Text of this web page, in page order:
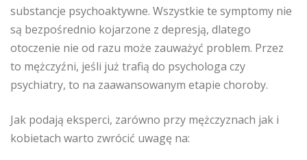
substancje psychoaktywne. Wszystkie te symptomy nie
są bezpośrednio kojarzone z depresją, dlatego
otoczenie nie od razu może zauważyć problem. Przez
to mężczyźni, jeśli już trafią do psychologa czy
psychiatry, to na zaawansowanym etapie choroby.
Jak podają eksperci, zarówno przy mężczyznach jak i
kobietach warto zwrócić uwagę na: